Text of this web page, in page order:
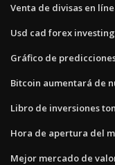
Venta de divisas en
Usd cad forex investing
Gráfico de
Bitcoin aumentará de
Libro de inversiones
Hora de apertura del
Mejor mercado de